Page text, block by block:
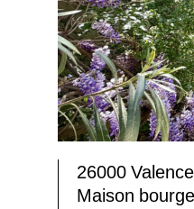
26000 Valence
Maison